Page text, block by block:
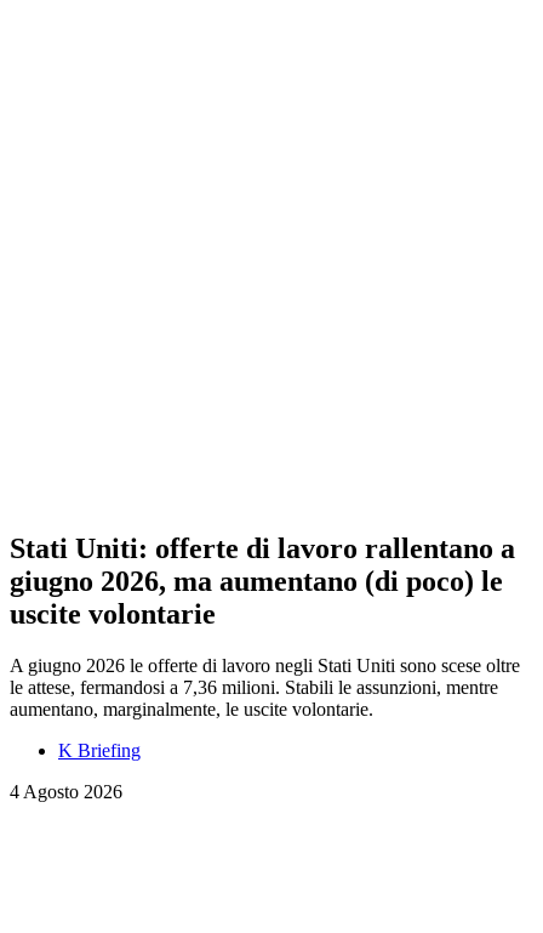
Stati Uniti: offerte di lavoro rallentano a
giugno 2026, ma aumentano (di poco) le
uscite volontarie
A giugno 2026 le offerte di lavoro negli Stati Uniti sono scese oltre
le attese, fermandosi a 7,36 milioni. Stabili le assunzioni, mentre
aumentano, marginalmente, le uscite volontarie.
K Briefing
4 Agosto 2026